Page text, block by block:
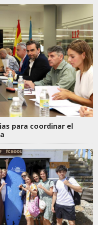
para coordinar el